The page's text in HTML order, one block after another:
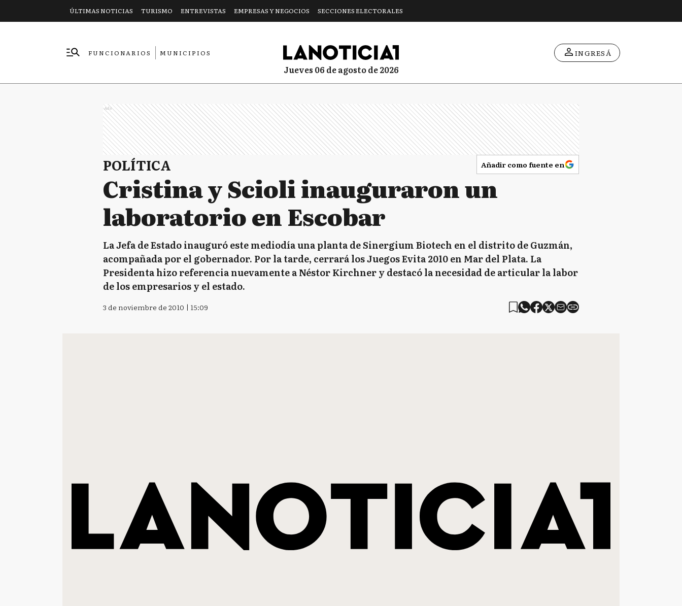
ÚLTIMAS NOTICIAS TURISMO ENTREVISTAS EMPRESAS Y NEGOCIOS SECCIONES ELECTORALES
FUNCIONARIOS
MUNICIPIOS
jueves 06 de agosto de 2026
INGRESÁ
Ads
POLÍTICA Añadir como fuente en
Cristina y Scioli inauguraron un
laboratorio en Escobar
La Jefa de Estado inauguró este mediodía una planta de Sinergium Biotech en el distrito de Guzmán,
acompañada por el gobernador. Por la tarde, cerrará los Juegos Evita 2010 en Mar del Plata. La
Presidenta hizo referencia nuevamente a Néstor Kirchner y destacó la necesidad de articular la labor
de los empresarios y el estado.
3 de noviembre de 2010 | 15:09